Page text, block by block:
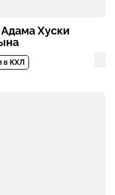
Хуски
в КХЛ